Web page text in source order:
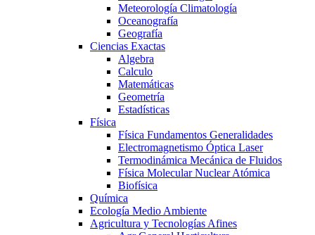
Meteorología Climatología
Oceanografía
Geografía
Ciencias Exactas
Algebra
Calculo
Matemáticas
Geometría
Estadísticas
Física
Física Fundamentos Generalidades
Electromagnetismo Óptica Laser
Termodinámica Mecánica de Fluidos
Física Molecular Nuclear Atómica
Biofísica
Química
Ecología Medio Ambiente
Agricultura y Tecnologías Afines